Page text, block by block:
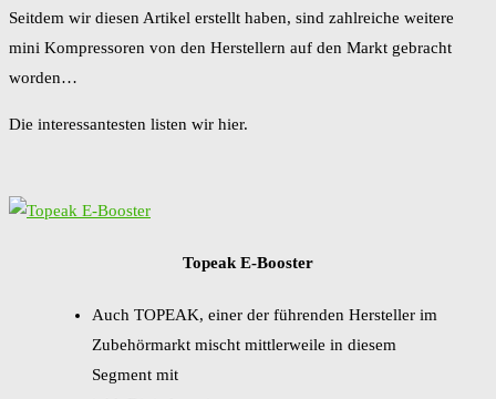
Seitdem wir diesen Artikel erstellt haben, sind zahlreiche weitere
mini Kompressoren von den Herstellern auf den Markt gebracht
worden…
Die interessantesten listen wir hier.
Topeak E-Booster
Auch TOPEAK, einer der führenden Hersteller im
Zubehörmarkt mischt mittlerweile in diesem
Segment mit